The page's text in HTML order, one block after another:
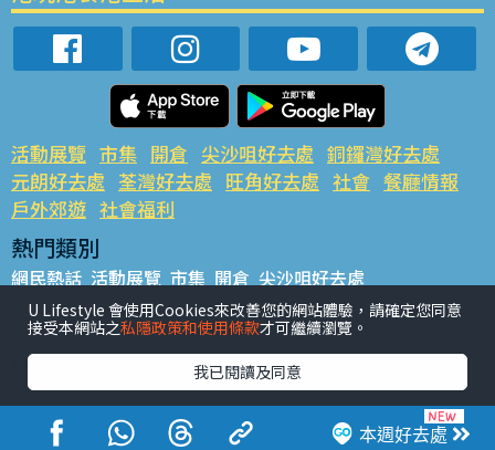
本週好去處
活動展覽 市集 開倉 尖沙咀好去處 銅鑼灣好去處
元朗好去處 荃灣好去處 旺角好去處 社會 餐廳情報
戶外郊遊 社會福利
熱門類別
網民熱話 活動展覽 市集 開倉 尖沙咀好去處
銅鑼灣好去處 元朗好去處 荃灣好去處 旺角好去處 社會
餐廳情報 戶外郊遊
熱門標籤
#UGO搵好去處 #人氣活動推介 #美食社群熱話
#親子玩樂好去處
#ULifestyle應用程式
#限時搶
U Lifestyle 會使用Cookies來改善您的網站體驗，請確定您同意
接受本網站之私隱政策和使用條款才可繼續瀏覽。
我已閱讀及同意